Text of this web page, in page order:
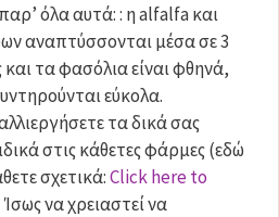
όλα αυτά: : η alfalfa και
αναπτύσσονται μέσα σε 3
και τα φασόλια είναι φθηνά,
εύκολα.
τα δικά σας
στις κάθετες φάρμες (εδώ
σχετικά:Click here to
να χρειαστεί να